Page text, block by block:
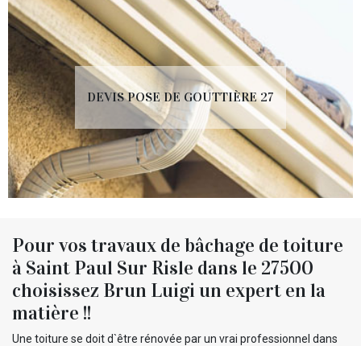
DEVIS POSE DE GOUTTIÈRE 27
Pour vos travaux de bâchage de toiture
à Saint Paul Sur Risle dans le 27500
choisissez Brun Luigi un expert en la
matière !!
Une toiture se doit d`être rénovée par un vrai professionnel dans